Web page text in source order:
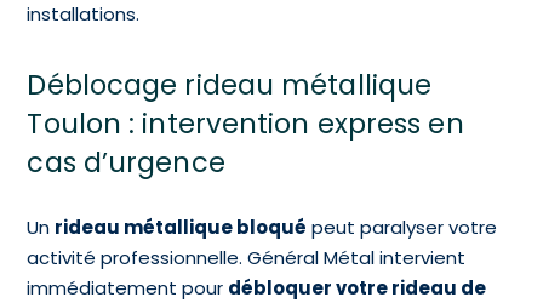
installations.
Déblocage rideau métallique
Toulon : intervention express en
cas d’urgence
Un rideau métallique bloqué peut paralyser votre
activité professionnelle. Général Métal intervient
immédiatement pour débloquer votre rideau de